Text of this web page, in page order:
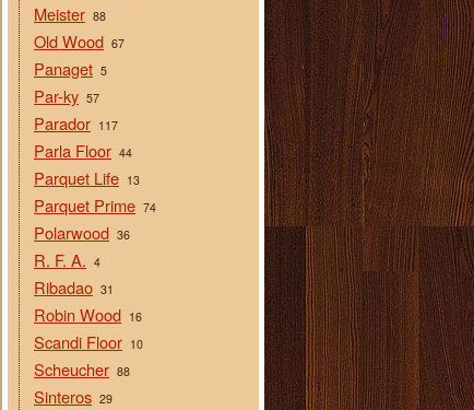
Meister 88
Old Wood 67
Panaget 5
Par-ky 57
Parador 117
Parla Floor 44
Parquet Life 13
Parquet Prime 74
Polarwood 36
R. F. A. 4
Ribadao 31
Robin Wood 16
Scandi Floor 10
Scheucher 88
Sinteros 29